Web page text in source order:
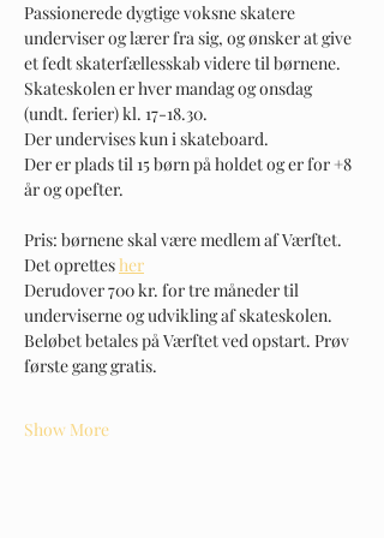
Passionerede dygtige voksne skatere
underviser og lærer fra sig, og ønsker at give
et fedt skaterfællesskab videre til børnene.
Skateskolen er hver mandag og onsdag
(undt. ferier) kl. 17-18.30.
Der undervises kun i skateboard.
Der er plads til 15 børn på holdet og er for +8
år og opefter.
Pris: børnene skal være medlem af Værftet.
Det oprettes her
Derudover 700 kr. for tre måneder til
underviserne og udvikling af skateskolen.
Beløbet betales på Værftet ved opstart. Prøv
første gang gratis.
Show More